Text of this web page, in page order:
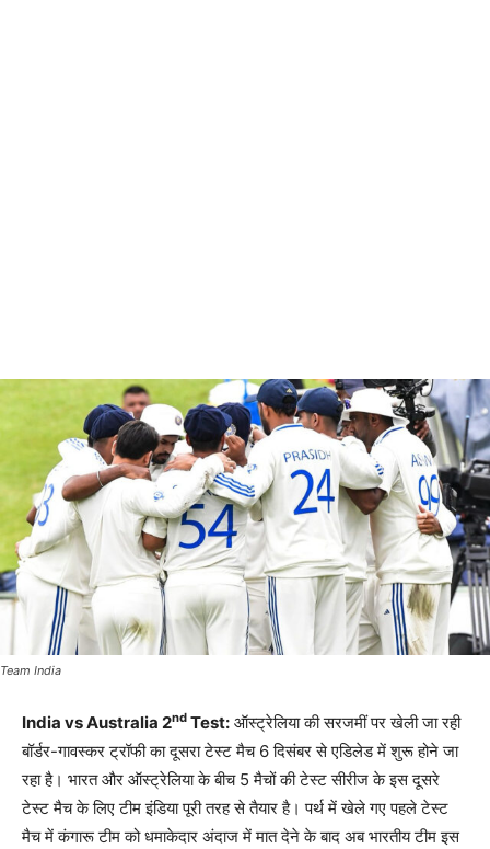
Team India
India vs Australia 2nd Test: ऑस्ट्रेलिया की सरजमीं पर खेली जा रही
बॉर्डर-गावस्कर ट्रॉफी का दूसरा टेस्ट मैच 6 दिसंबर से एडिलेड में शुरू होने जा
रहा है। भारत और ऑस्ट्रेलिया के बीच 5 मैचों की टेस्ट सीरीज के इस दूसरे
टेस्ट मैच के लिए टीम इंडिया पूरी तरह से तैयार है। पर्थ में खेले गए पहले टेस्ट
मैच में कंगारू टीम को धमाकेदार अंदाज में मात देने के बाद अब भारतीय टीम इस